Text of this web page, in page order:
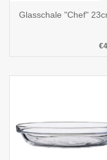
Glasschale "Chef"